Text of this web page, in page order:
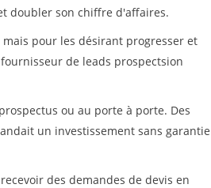
doubler son chiffre d'affaires.
pour les désirant progresser et
de leads prospectsion
ou au porte à porte. Des
un investissement sans garantie
des demandes de devis en